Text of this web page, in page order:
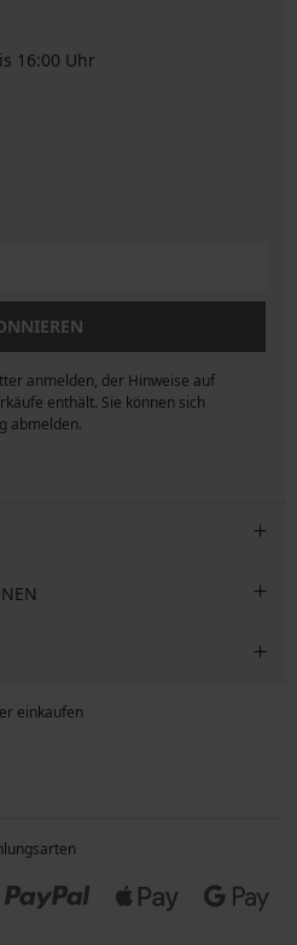
16:00 Uhr
anmelden, der Hinweise auf
enthält. Sie können sich
abmelden.
einkaufen